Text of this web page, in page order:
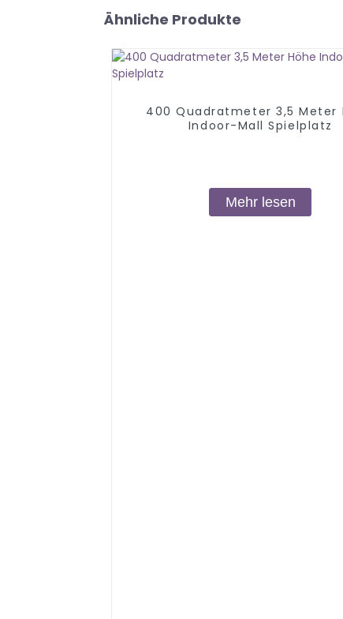
Ähnliche Produkte
400 Quadratmeter 3,5 Meter
Indoor-Mall Spielplatz
Mehr lesen